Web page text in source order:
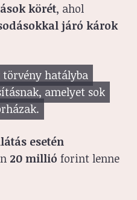
körét, ahol
járó károk
törvény hatályba
amelyet sok
esetén
20 millió forint lenne